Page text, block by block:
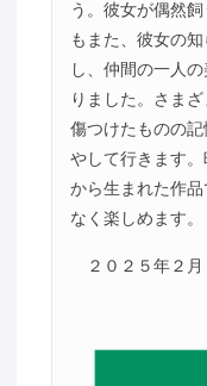
う。彼女が偶然
もまた、彼女の
し、仲間の一人
りました。さま
傷つけたものの
やして行きます
から生まれた作
なく楽しめます。
２０２５年２月